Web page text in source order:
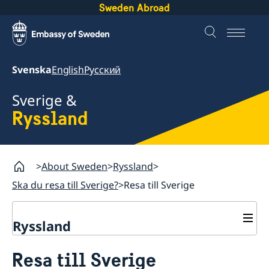
Sweden Abroad
SvenskaEnglishРусский
Sverige &
Ryssland
About Sweden Ryssland
Ska du resa till Sverige? Resa till Sverige
Ryssland
Resa till Sverige